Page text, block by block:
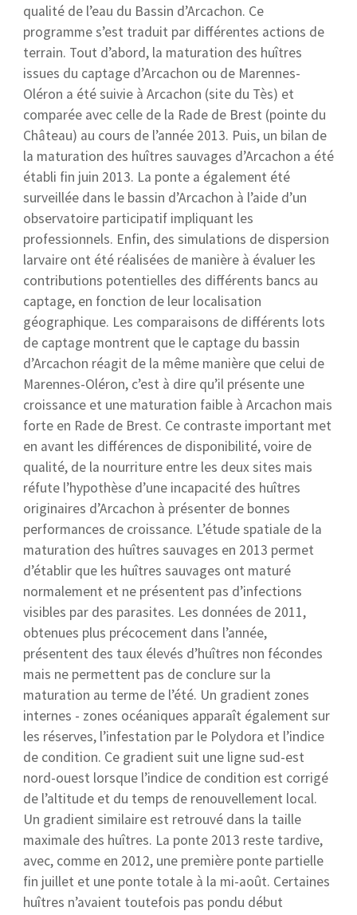
qualité de l’eau du Bassin d’Arcachon. Ce
programme s’est traduit par différentes actions de
terrain. Tout d’abord, la maturation des huîtres
issues du captage d’Arcachon ou de Marennes-
Oléron a été suivie à Arcachon (site du Tès) et
comparée avec celle de la Rade de Brest (pointe du
Château) au cours de l’année 2013. Puis, un bilan de
la maturation des huîtres sauvages d’Arcachon a été
établi fin juin 2013. La ponte a également été
surveillée dans le bassin d’Arcachon à l’aide d’un
observatoire participatif impliquant les
professionnels. Enfin, des simulations de dispersion
larvaire ont été réalisées de manière à évaluer les
contributions potentielles des différents bancs au
captage, en fonction de leur localisation
géographique. Les comparaisons de différents lots
de captage montrent que le captage du bassin
d’Arcachon réagit de la même manière que celui de
Marennes-Oléron, c’est à dire qu’il présente une
croissance et une maturation faible à Arcachon mais
forte en Rade de Brest. Ce contraste important met
en avant les différences de disponibilité, voire de
qualité, de la nourriture entre les deux sites mais
réfute l’hypothèse d’une incapacité des huîtres
originaires d’Arcachon à présenter de bonnes
performances de croissance. L’étude spatiale de la
maturation des huîtres sauvages en 2013 permet
d’établir que les huîtres sauvages ont maturé
normalement et ne présentent pas d’infections
visibles par des parasites. Les données de 2011,
obtenues plus précocement dans l’année,
présentent des taux élevés d’huîtres non fécondes
mais ne permettent pas de conclure sur la
maturation au terme de l’été. Un gradient zones
internes - zones océaniques apparaît également sur
les réserves, l’infestation par le Polydora et l’indice
de condition. Ce gradient suit une ligne sud-est
nord-ouest lorsque l’indice de condition est corrigé
de l’altitude et du temps de renouvellement local.
Un gradient similaire est retrouvé dans la taille
maximale des huîtres. La ponte 2013 reste tardive,
avec, comme en 2012, une première ponte partielle
fin juillet et une ponte totale à la mi-août. Certaines
huîtres n’avaient toutefois pas pondu début